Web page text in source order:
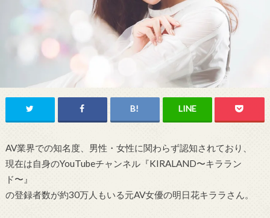
AV業界での知名度、男性・女性に関わらず認知されており、
現在は自身のYouTubeチャンネル『KIRALAND〜キララン
ド〜』
の登録者数が約30万人もいる元AV女優の明日花キララさん。